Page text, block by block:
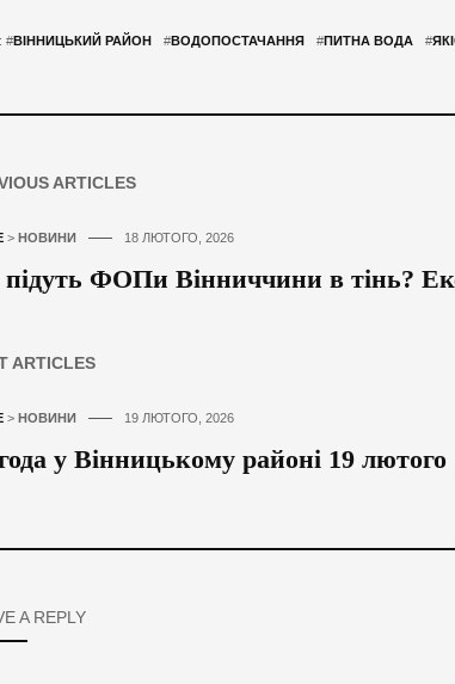
#ВІННИЦЬКИЙ РАЙОН #ВОДОПОСТАЧАННЯ #ПИТНА ВОДА #
ARTICLES
> НОВИНИ 18 ЛЮТОГО, 2026
ФОПи Вінниччини в тінь?
ARTICLES
> НОВИНИ 19 ЛЮТОГО, 2026
у Вінницькому районі 19 лютого
A REPLY